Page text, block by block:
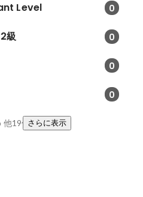
Level 0
級 0
0
0
他19件さらに表示